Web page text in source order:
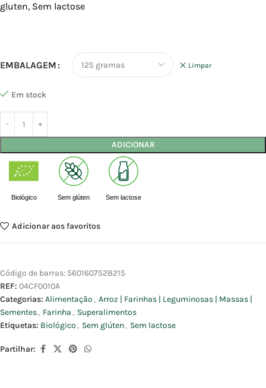
gluten, Sem lactose
EMBALAGEM Limpar
Em stock
ADICIONAR
Biológico Sem glúten Sem lactose
Adicionar aos favoritos
Código de barras: 5601607528215
REF: 04CF0010A
Categorias: Alimentação , Arroz | Farinhas | Leguminosas | Massas |
Sementes, Farinha , Superalimentos
Etiquetas: Biológico , Sem glúten, Sem lactose
Partilhar: